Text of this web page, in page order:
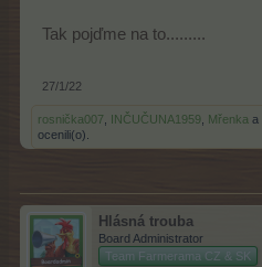
Tak pojďme na to.........
27/1/22
rosnička007 INČUČUNA1959 Mřenka a
ocenili(o).
Hlásná trouba
Board Administrator
Team Farmerama CZ & SK